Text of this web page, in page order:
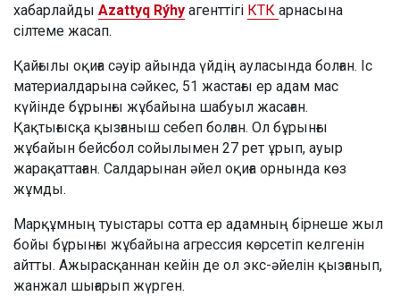
хабарлайды Azattyq Rýhy агенттігі КТК арнасына
сілтеме жасап.
Қайғылы оқиға сәуір айында үйдің ауласында болған. Іс
материалдарына сәйкес, 51 жастағы ер адам мас
күйінде бұрынғы жұбайына шабуыл жасаған.
Қақтығысқа қызғаныш себеп болған. Ол бұрынғы
жұбайын бейсбол сойылымен 27 рет ұрып, ауыр
жарақаттаған. Салдарынан әйел оқиға орнында көз
жұмды.
Марқұмның туыстары сотта ер адамның бірнеше жыл
бойы бұрынғы жұбайына агрессия көрсетіп келгенін
айтты. Ажырасқаннан кейін де ол экс-әйелін қызғанып,
жанжал шығарып жүрген.